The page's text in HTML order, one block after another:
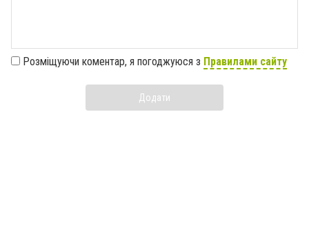
Розміщуючи коментар, я погоджуюся з Правилами сайту
Додати